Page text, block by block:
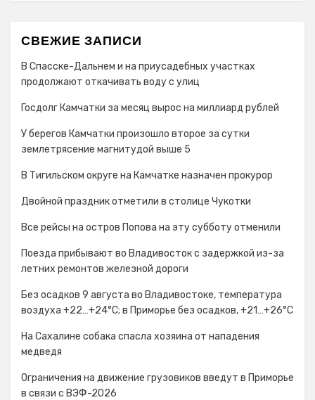
СВЕЖИЕ ЗАПИСИ
В Спасске-Дальнем и на приусадебных участках
продолжают откачивать воду с улиц
Госдолг Камчатки за месяц вырос на миллиард рублей
У берегов Камчатки произошло второе за сутки
землетрясение магнитудой выше 5
В Тигильском округе на Камчатке назначен прокурор
Двойной праздник отметили в столице Чукотки
Все рейсы на остров Попова на эту субботу отменили
Поезда прибывают во Владивосток с задержкой из-за
летних ремонтов железной дороги
Без осадков 9 августа во Владивостоке, температура
воздуха +22…+24°C; в Приморье без осадков, +21…+26°C
На Сахалине собака спасла хозяина от нападения
медведя
Ограничения на движение грузовиков введут в Приморье
в связи с ВЭФ-2026